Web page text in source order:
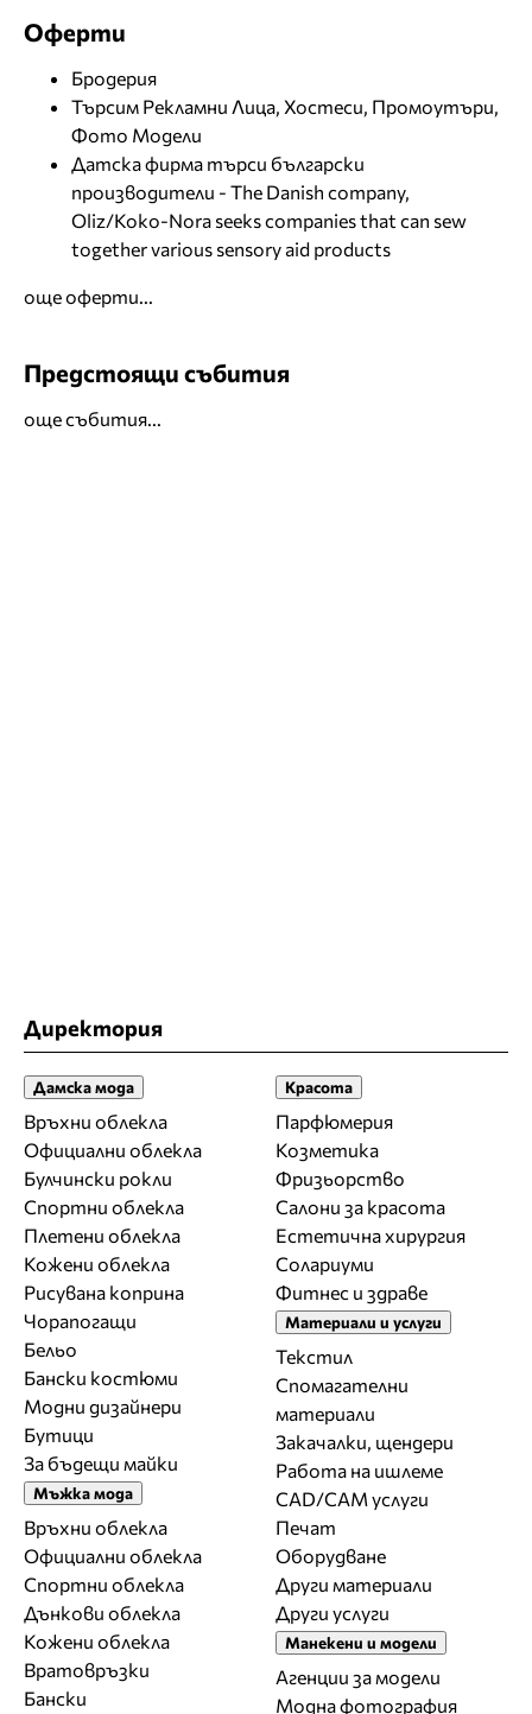
Оферти
Бродерия
Търсим Рекламни Лица, Хостеси, Промоутъри,
Фото Модели
Датска фирма търси български
производители - The Danish company,
Oliz/Koko-Nora seeks companies that can sew
together various sensory aid products
още оферти...
Предстоящи събития
още събития...
Директория
Дамска мода
Връхни облекла
Официални облекла
Булчински рокли
Спортни облекла
Плетени облекла
Кожени облекла
Рисувана коприна
Чорапогащи
Бельо
Бански костюми
Модни дизайнери
Бутици
За бъдещи майки
Мъжка мода
Връхни облекла
Официални облекла
Спортни облекла
Дънкови облекла
Кожени облекла
Вратовръзки
Бански
Красота
Парфюмерия
Козметика
Фризьорство
Салони за красота
Естетична хирургия
Солариуми
Фитнес и здраве
Материали и услуги
Текстил
Спомагателни
материали
Закачалки, щендери
Работа на ишлеме
CAD/CAM услуги
Печат
Оборудване
Други материали
Други услуги
Манекени и модели
Агенции за модели
Модна фотография